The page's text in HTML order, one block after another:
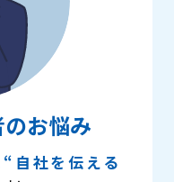
お悩み
自社を伝える